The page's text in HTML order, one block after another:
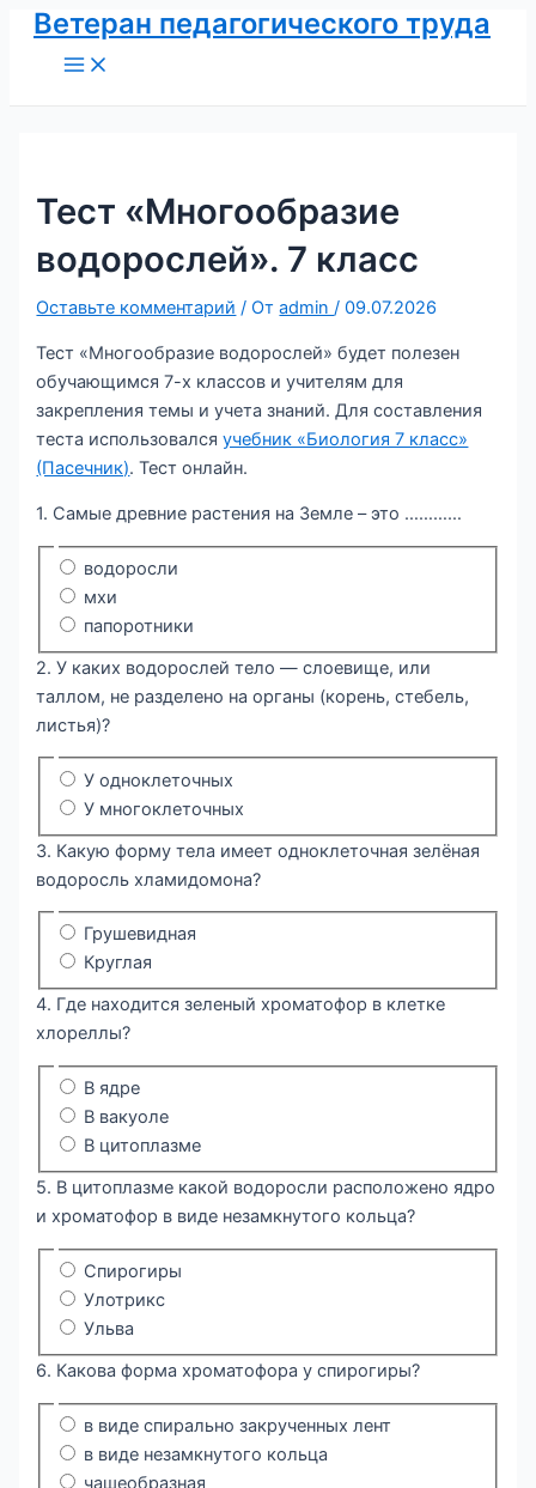
Перейти
Ветеран педагогического труда
Main
Menu
Тест «Многообразие
водорослей». 7 класс
Оставьте комментарий / Отadmin/09.07.2026
Тест «Многообразие водорослей» будет полезен
обучающимся 7-х классов и учителям для
закрепления темы и учета знаний. Для составления
теста использовалсяучебник «Биология 7 класс»
(Пасечник). Тест онлайн.
1. Самые древние растения на Земле – это …………
водоросли
мхи
папоротники
2. У каких водорослей тело — слоевище, или
таллом, не разделено на органы (корень, стебель,
листья)?
У одноклеточных
У многоклеточных
3. Какую форму тела имеет одноклеточная зелёная
водоросль хламидомона?
Грушевидная
Круглая
4. Где находится зеленый хроматофор в клетке
хлореллы?
В ядре
В вакуоле
В цитоплазме
5. В цитоплазме какой водоросли расположено ядро
и хроматофор в виде незамкнутого кольца?
Спирогиры
Улотрикс
Ульва
6. Какова форма хроматофора у спирогиры?
в виде спирально закрученных лент
в виде незамкнутого кольца
чашеобразная